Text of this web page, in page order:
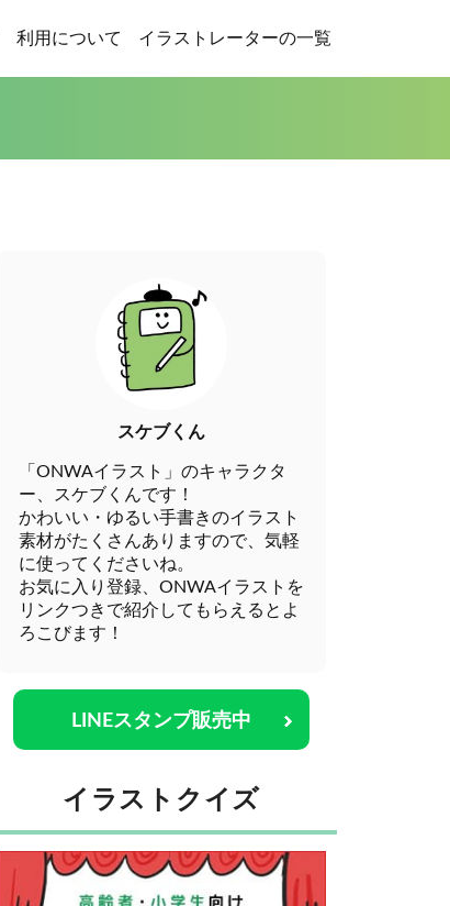
利用について イラストレーターの一覧
スケブくん
「ONWAイラスト」のキャラクタ
ー、スケブくんです！
かわいい・ゆるい手書きのイラスト
素材がたくさんありますので、気軽
に使ってくださいね。
お気に入り登録、ONWAイラストを
リンクつきで紹介してもらえるとよ
ろこびます！
LINEスタンプ販売中
イラストクイズ